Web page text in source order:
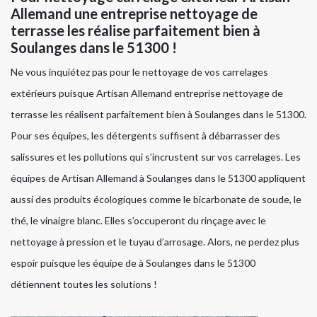
Allemand une entreprise nettoyage de
terrasse les réalise parfaitement bien à
Soulanges dans le 51300 !
Ne vous inquiétez pas pour le nettoyage de vos carrelages
extérieurs puisque Artisan Allemand entreprise nettoyage de
terrasse les réalisent parfaitement bien à Soulanges dans le 51300.
Pour ses équipes, les détergents suffisent à débarrasser des
salissures et les pollutions qui s’incrustent sur vos carrelages. Les
équipes de Artisan Allemand à Soulanges dans le 51300 appliquent
aussi des produits écologiques comme le bicarbonate de soude, le
thé, le vinaigre blanc. Elles s’occuperont du rinçage avec le
nettoyage à pression et le tuyau d’arrosage. Alors, ne perdez plus
espoir puisque les équipe de à Soulanges dans le 51300
détiennent toutes les solutions !